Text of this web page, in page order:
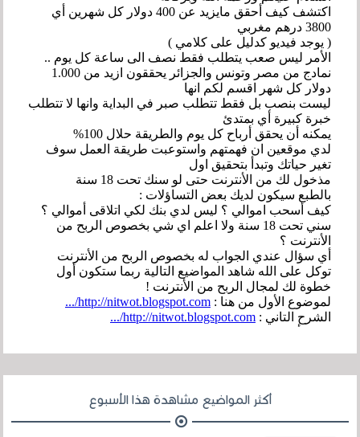
أكثر المواضيع مشاهدة هذا الأسبوع